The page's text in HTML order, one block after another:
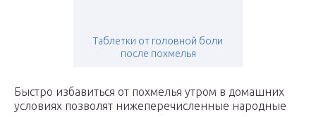
Таблетки от головной боли
после похмелья
Быстро избавиться от похмелья утром в домашних
условиях позволят нижеперечисленные народные